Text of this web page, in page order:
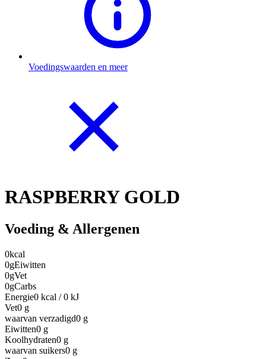
Voedingswaarden en meer
RASPBERRY GOLD
Voeding & Allergenen
0kcal
0gEiwitten
0gVet
0gCarbs
Energie0 kcal / 0 kJ
Vet0 g
waarvan verzadigd0 g
Eiwitten0 g
Koolhydraten0 g
waarvan suikers0 g